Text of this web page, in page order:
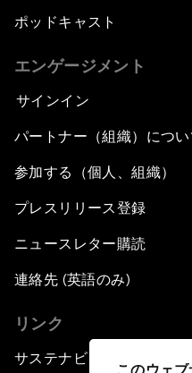
このウェ
ポッドキャスト
エンゲージメント
サインイン
パートナー（組織）につい
参加する（個人、組織）
プレスリリース登録
ニュースレター購読
連絡先 (英語のみ)
リンク
サステナビリティへの取り